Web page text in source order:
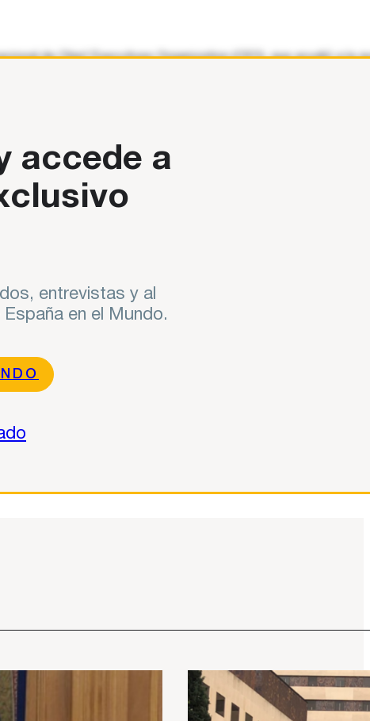
de Chief Executives Organization (CEO), que acudió a la
accede a
entrevistas y al
en el Mundo.